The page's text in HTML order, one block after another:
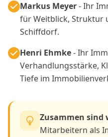
Markus Meyer- Ihr
für Weitblick, Struktur
Schiffdorf.
Henri Ehmke- Ihr
Verhandlungsstärke,
Tiefe im
Zusammen sind
Mitarbeitern als